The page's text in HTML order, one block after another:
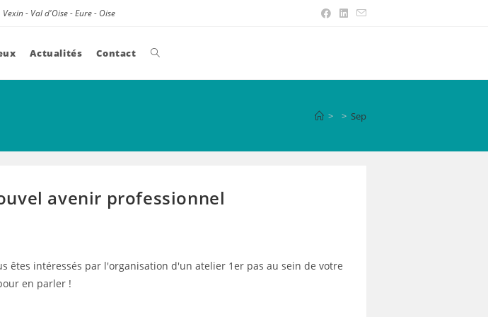
- Val d'Oise - Eure - Oise
Actualités Contact
> > Sep
avenir professionnel
êtes intéressés par l'organisation d'un atelier 1er pas au sein de votre
en parler !